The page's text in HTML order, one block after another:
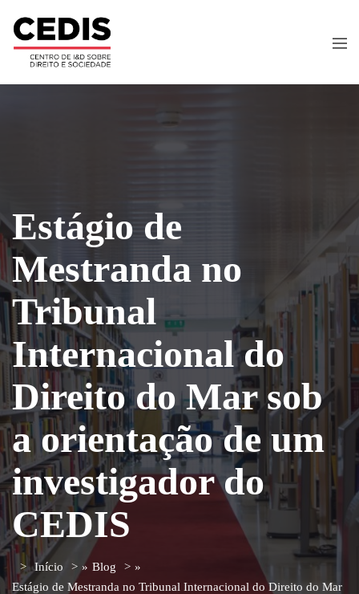
Estágio de
Mestranda no
Tribunal
Internacional do
Direito do Mar sob
a orientação de um
investigador do
CEDIS
Início » Blog
»
Estágio de Mestranda no Tribunal Internacional do Direito do Mar